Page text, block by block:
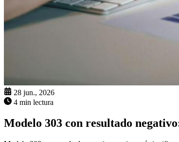
28 jun., 2026
4 min lectura
Modelo 303 con resultado